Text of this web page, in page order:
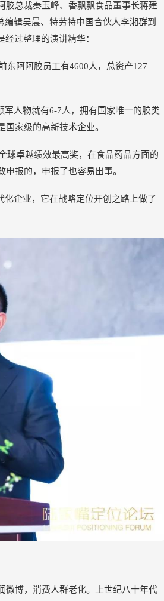
胶总裁秦玉峰、香飘飘食品董事长蒋建
辑吴晨、特劳特中国合伙人李湘群到
过整理的演讲精华：
东阿阿胶员工有4600人，总资产127
人物就有6-7人，拥有国家唯一的胶类
家级的高新技术企业。
球卓越绩效最高奖，在食品药品方面的
报的，申报了也容易出事。
企业，它在战略定位开创之路上做了
微博，消费人群老化。上世纪八十年代